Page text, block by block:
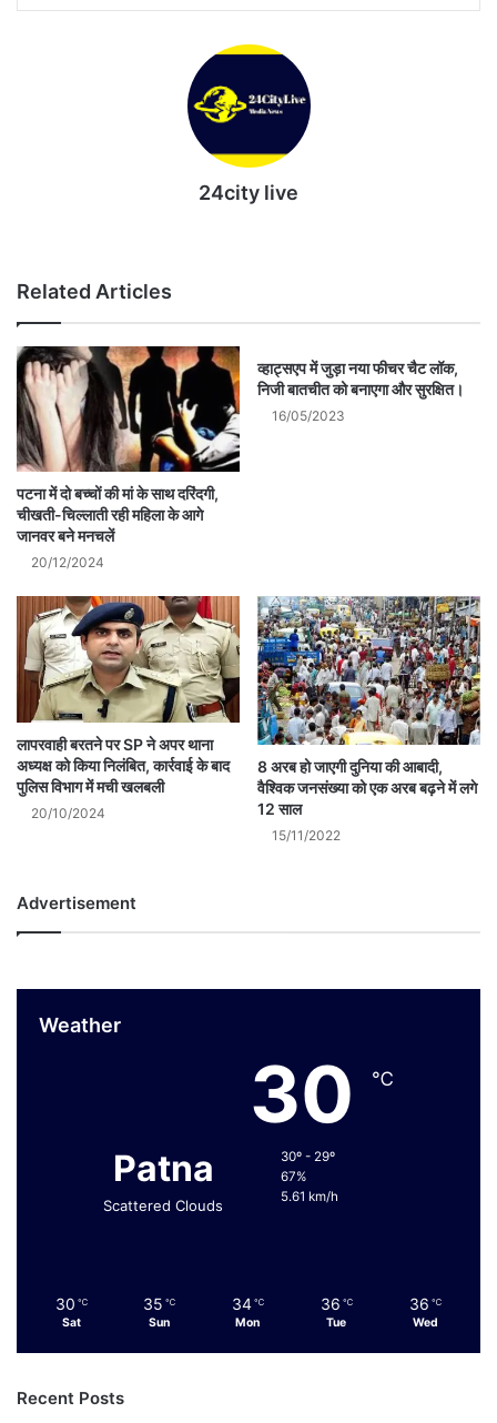
24city live
Related Articles
पटना में दो बच्चों की मां के साथ दरिंदगी,
चीखती-चिल्लाती रही महिला के आगे
जानवर बने मनचलें
20/12/2024
व्हाट्सएप में जुड़ा नया फीचर चैट लॉक,
निजी बातचीत को बनाएगा और सुरक्षित।
16/05/2023
लापरवाही बरतने पर SP ने अपर थाना
अध्यक्ष को किया निलंबित, कार्रवाई के बाद
पुलिस विभाग में मची खलबली
20/10/2024
8 अरब हो जाएगी दुनिया की आबादी,
वैश्विक जनसंख्या को एक अरब बढ़ने में लगे
12 साल
15/11/2022
Advertisement
Weather
Patna
Scattered Clouds
30 ℃
30º - 29º
67%
5.61 km/h
30 ℃
Sat
35 ℃
Sun
34 ℃
Mon
36 ℃
Tue
36 ℃
Wed
Recent Posts